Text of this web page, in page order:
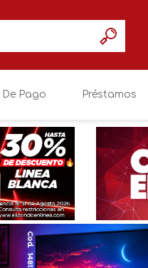
Pago Préstamos